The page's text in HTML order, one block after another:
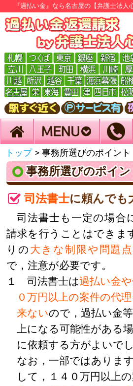
『過払い金』なら名古屋の【弁護士法
トップ > 事務所選びのポイント
事務所選びのポイン
司法書士に頼んでも
司法書士も一定の場合
請求を行うことはできま
りの 大きな制限や問題
で，注意が必要です。
１ 司法書士は過払い金
０万円以上の案件の代
来ないので，過払い金
上になる可能性がある
に依頼する方がよいでし
なお，一部ではありま
して，１４０万円以上